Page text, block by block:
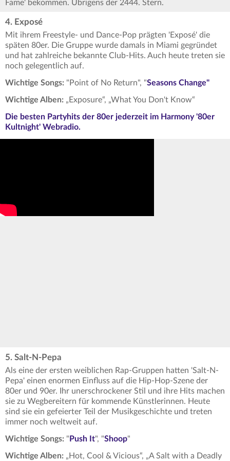
Fame' bekommen. Übrigens der 2444. Stern.
4. Exposé
Mit ihrem Freestyle- und Dance-Pop prägten 'Exposé' die
späten 80er. Die Gruppe wurde damals in Miami gegründet
und hat zahlreiche bekannte Club-Hits. Auch heute treten sie
noch gelegentlich auf.
Wichtige Songs: "Point of No Return", "Seasons Change"
Wichtige Alben: „Exposure“, „What You Don't Know“
Die besten Partyhits der 80er jederzeit im Harmony '80er
Kultnight' Webradio.
5. Salt-N-Pepa
Als eine der ersten weiblichen Rap-Gruppen hatten 'Salt-N-
Pepa' einen enormen Einfluss auf die Hip-Hop-Szene der
80er und 90er. Ihr unerschrockener Stil und ihre Hits machen
sie zu Wegbereitern für kommende Künstlerinnen. Heute
sind sie ein gefeierter Teil der Musikgeschichte und treten
immer noch weltweit auf.
Wichtige Songs: " Push It", "Shoop"
Wichtige Alben: „Hot, Cool & Vicious“, „A Salt with a Deadly